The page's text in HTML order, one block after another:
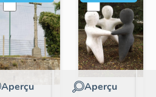
Aperçu Aperçu